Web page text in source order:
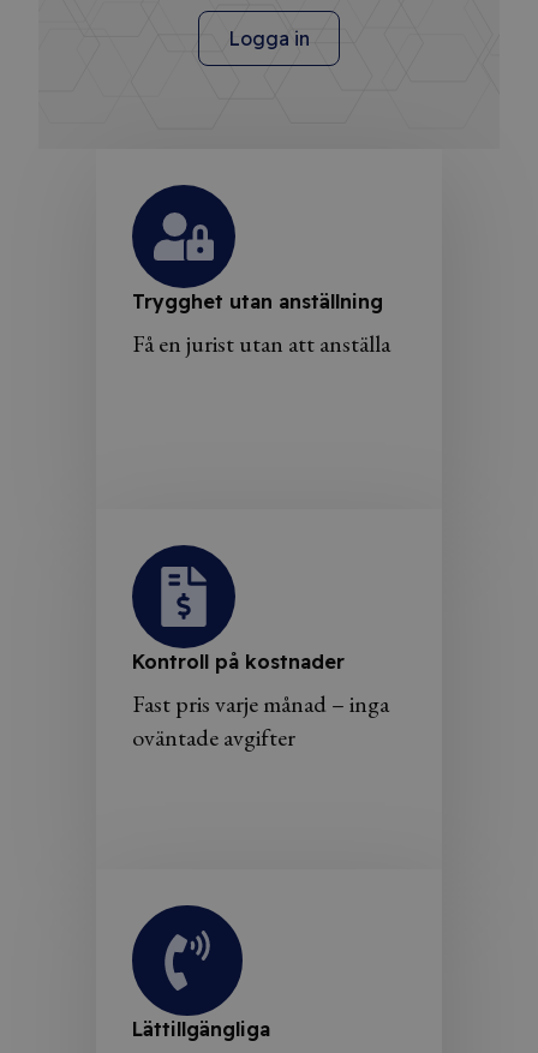
Logga in
Trygghet utan anställning
Få en jurist utan att anställa
Kontroll på kostnader
Fast pris varje månad – inga
oväntade avgifter
Lättillgängliga